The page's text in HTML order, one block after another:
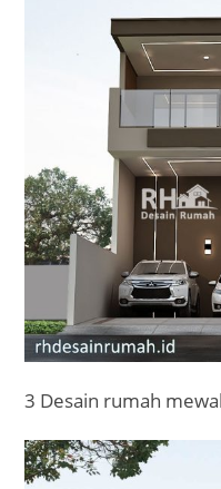
3 Desain rumah